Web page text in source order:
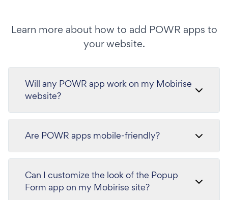
Learn more about how to add POWR apps to
your website.
Will any POWR app work on my Mobirise
website?
Are POWR apps mobile-friendly?
Can I customize the look of the Popup
Form app on my Mobirise site?